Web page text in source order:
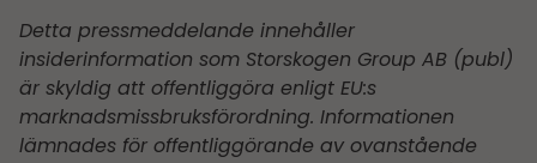
Detta pressmeddelande innehåller
insiderinformation som Storskogen Group AB (publ)
är skyldig att offentliggöra enligt EU:s
marknadsmissbruksförordning. Informationen
lämnades för offentliggörande av ovanstående